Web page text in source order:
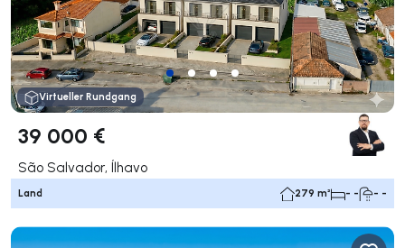
Virtueller Rundgang
39 000 €
São Salvador, Ílhavo
Land 279 m² - - - -